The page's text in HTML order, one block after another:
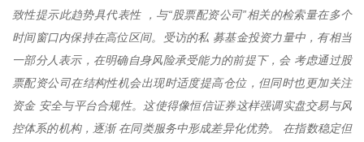
致性提示此趋势具代表性 ，与“股票配资公司”相关的检索量在多个
时间窗口内保持在高位区间。受访的私 募基金投资力量中，有相当
一部分人表示，在明确自身风险承受能力的前提下，会 考虑通过股
票配资公司在结构性机会出现时适度提高仓位，但同时也更加关注
资金 安全与平台合规性。这使得像恒信证券这样强调实盘交易与风
控体系的机构，逐渐 在同类服务中形成差异化优势。 在指数稳定但